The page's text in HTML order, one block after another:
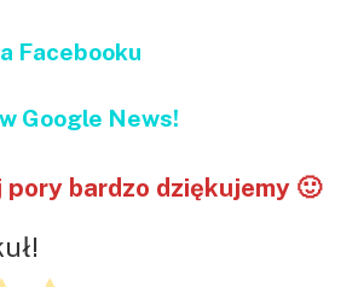
Facebooku
Google News!
bardzo dziękujemy 🙂